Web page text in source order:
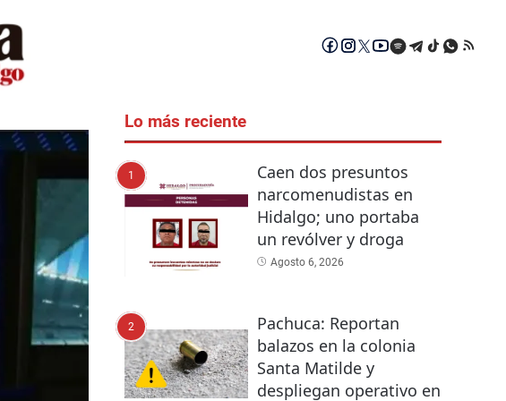
Lo más reciente
1
Caen dos presuntos
narcomenudistas en
Hidalgo; uno portaba
un revólver y droga
Agosto 6, 2026
2
Pachuca: Reportan
balazos en la colonia
Santa Matilde y
despliegan operativo en